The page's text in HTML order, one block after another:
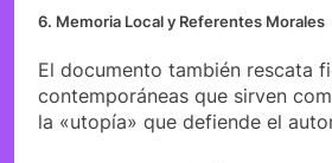
6. Memoria Local y Referentes Morales
El documento también rescata
contemporáneas que sirven
la «utopía» que defiende el